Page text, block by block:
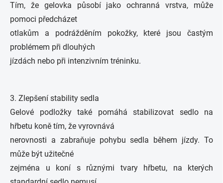
Tím, že gelovka působí jako ochranná vrstva, může
pomoci předcházet
otlakům a podrážděním pokožky, které jsou častým
problémem při dlouhých
jízdách nebo při intenzivním tréninku.
3. Zlepšení stability sedla
Gelové podložky také pomáhá stabilizovat sedlo na
hřbetu koně tím, že vyrovnává
nerovnosti a zabraňuje pohybu sedla během jízdy. To
může být užitečné
zejména u koní s různými tvary hřbetu, na kterých